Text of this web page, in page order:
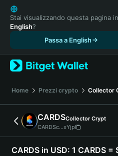
English
日本語
Tiếng Việt
Español (Latinoamérica)
Türkçe
Français
Deutsch
简体中文
繁體中文
Português (Portugal)
Bahasa Indonesia
Stai visualizzando questa pagina in
English?
Passa a English
Home Prezzi crypto Collector
CARDSCollector Crypt
CARDSc...xYjp
CARDS in USD: 1 CARDS =